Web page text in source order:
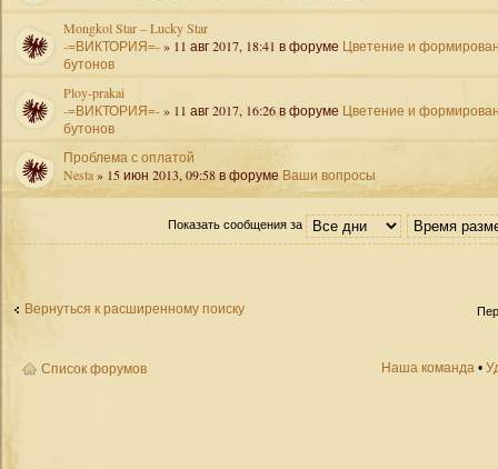
Mongkol Star – Lucky Star
-=ВИКТОРИЯ=-» 11 авг 2017, 18:41 в форуме Цветение и
бутонов
Ploy-prakai
-=ВИКТОРИЯ=-» 11 авг 2017, 16:26 в форуме Цветение и
бутонов
Проблема с оплатой
Nesta» 15 июн 2013, 09:58 в форуме Ваши вопросы
Показать сообщения за
Вернуться к расширенному поиску
Список форумов Наша команда •